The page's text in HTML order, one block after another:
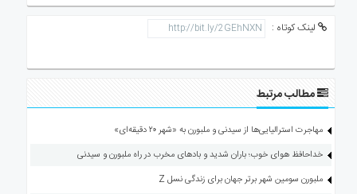
لینک کوتاه :
مطالب مرتبط
مهاجرت استرالیایی‌ها از سیدنی و ملبورن به «شهر ۲۰ دقیقه‌ای»
خداحافظ هوای خوب؛ باران شدید و بادهای مخرب در راه ملبورن و سیدنی
ملبورن سومین شهر برتر جهان برای زندگی نسل Z